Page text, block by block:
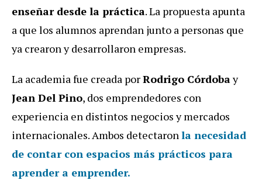
enseñar desde la práctica. La propuesta apunta
a que los alumnos aprendan junto a personas que
ya crearon y desarrollaron empresas.
La academia fue creada porRodrigo Córdobay
Jean Del Pino, dos emprendedores con
experiencia en distintos negocios y mercados
internacionales. Ambos detectaronla necesidad
de contar con espacios más prácticos para
aprender a emprender.